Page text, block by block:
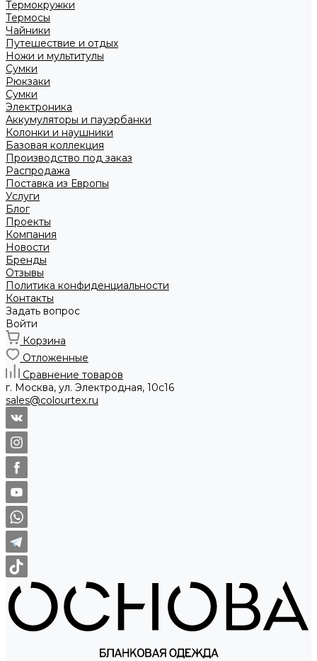
Термокружки
Термосы
Чайники
Путешествие и отдых
Ножи и мультитулы
Сумки
Рюкзаки
Сумки
Электроника
Аккумуляторы и пауэрбанки
Колонки и наушники
Базовая коллекция
Производство под заказ
Распродажа
Поставка из Европы
Услуги
Блог
Проекты
Компания
Новости
Бренды
Отзывы
Политика конфиденциальности
Контакты
Задать вопрос
Войти
Корзина
Отложенные
Сравнение товаров
г. Москва, ул. Электродная, 10с16
sales@colourtex.ru